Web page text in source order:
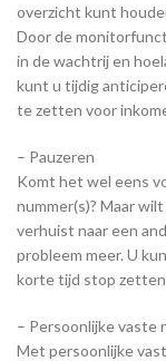
overzicht kunt
Door de
in de wachtrij en
kunt u tijdig
te zetten voor
– Pauzeren
Komt het wel eens
nummer(s)? Maar
verhuist naar een
probleem meer. U
korte tijd stop
– Persoonlijke vaste
Met persoonlijke